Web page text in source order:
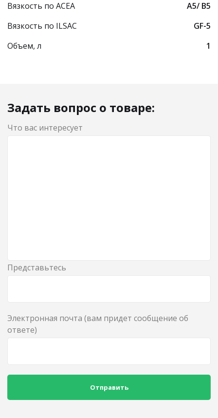
Вязкость по ACEA
A5/ B5
Вязкость по ILSAC
GF-5
Объем, л
1
Задать вопрос о товаре:
Представьтесь
Электронная почта (вам придет сообщение об
ответе)
Отправить
Что вас интересует